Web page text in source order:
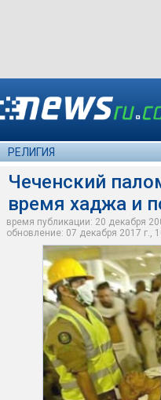
РЕЛИГИЯ
Чеченский
время хаджа и
время публикации: 20 декабря
обновление: 07 декабря 2017 г.,